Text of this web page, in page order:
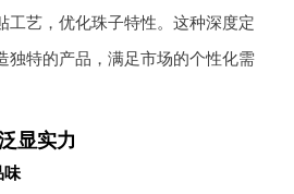
工艺，优化珠子特性。这种深度定
独特的产品，满足市场的个性化需
显实力
味